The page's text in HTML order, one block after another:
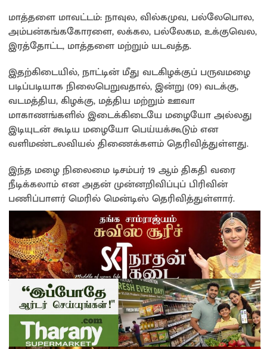
மாத்தளை மாவட்டம்: நாவுல, வில்கமுவ, பல்லேபொல,
அம்பன்கங்ககோரளை, லக்கல, பல்லேகம, உக்குவெல,
இரத்தோட்ட, மாத்தளை மற்றும் யடவத்த.
இதற்கிடையில், நாட்டின் மீது வடகிழக்குப் பருவமழை
படிப்படியாக நிலைபெறுவதால், இன்று (09) வடக்கு,
வடமத்திய, கிழக்கு, மத்திய மற்றும் ஊவா
மாகாணங்களில் இடைக்கிடையே மழையோ அல்லது
இடியுடன் கூடிய மழையோ பெய்யக்கூடும் என
வளிமண்டலவியல் திணைக்களம் தெரிவித்துள்ளது.
இந்த மழை நிலைமை டிசம்பர் 19 ஆம் திகதி வரை
நீடிக்கலாம் என அதன் முன்னறிவிப்புப் பிரிவின்
பணிப்பாளர் மெரில் மென்டிஸ் தெரிவித்துள்ளார்.